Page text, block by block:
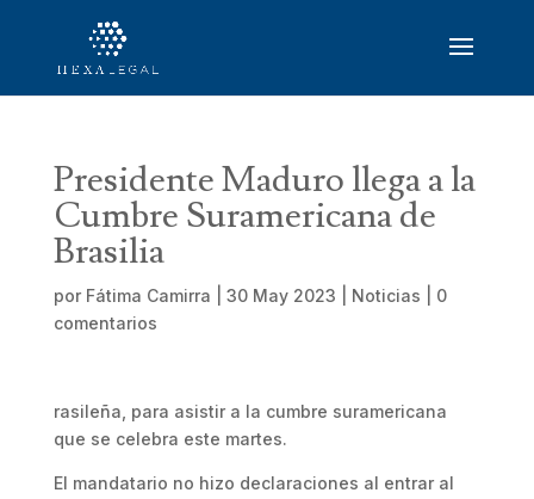
Presidente Maduro llega a la
Cumbre Suramericana de
Brasilia
por Fátima Camirra 30 May 2023 Noticias
0
comentarios
rasileña, para asistir a la cumbre suramericana
que se celebra este martes.
El mandatario no hizo declaraciones al entrar al